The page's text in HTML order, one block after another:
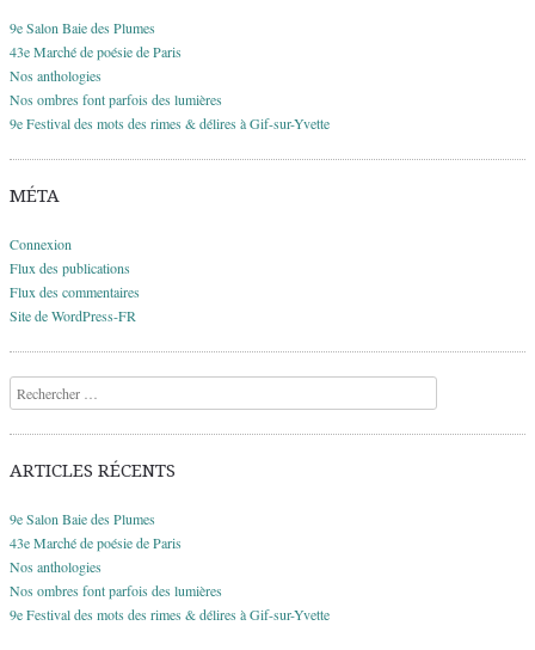
9e Salon Baie des Plumes
43e Marché de poésie de Paris
Nos anthologies
Nos ombres font parfois des lumières
9e Festival des mots des rimes & délires à Gif-sur-Yvette
MÉTA
Connexion
Flux des publications
Flux des commentaires
Site de WordPress-FR
Recherche
ARTICLES RÉCENTS
9e Salon Baie des Plumes
43e Marché de poésie de Paris
Nos anthologies
Nos ombres font parfois des lumières
9e Festival des mots des rimes & délires à Gif-sur-Yvette